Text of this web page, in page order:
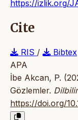
https://izlik.org/
Cite
RIS /
Bibtex
APA
İbe Akcan, P.
Gözlemler.
https://doi.org/